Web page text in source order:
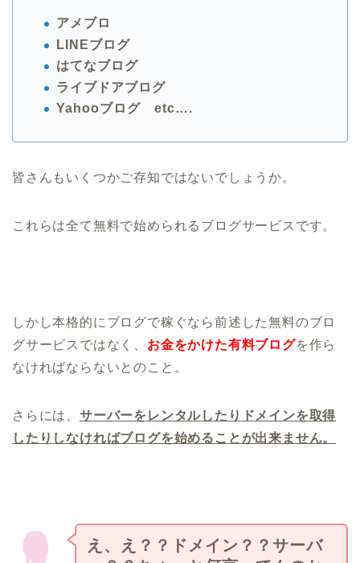
アメブロ
LINEブログ
はてなブログ
ライブドアブログ
Yahooブログ etc….
皆さんもいくつかご存知ではないでしょうか。
これらは全て無料で始められるブログサービスです。
しかし本格的にブログで稼ぐなら前述した無料のブロ
グサービスではなく、 お金をかけた有料ブログを作ら
なければならないとのこと。
さらには、 サーバーをレンタルしたり
ドメインを取得
したり しなければブログを始めることが出来ません。
え、え？？ドメイン？？サーバ